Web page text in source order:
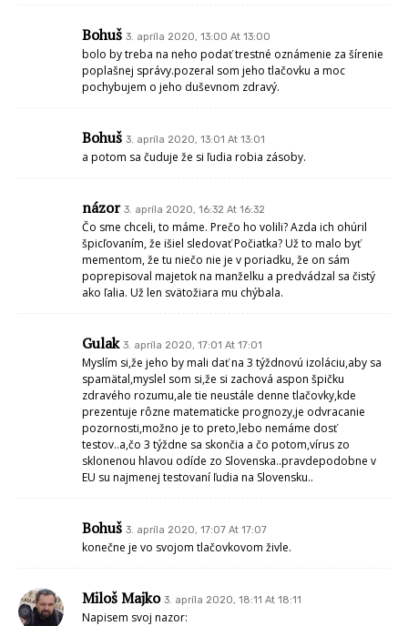
Bohuš 3. apríla 2020, 13:00 At 13:00
bolo by treba na neho podať trestné oznámenie za šírenie
poplašnej správy.pozeral som jeho tlačovku a moc
pochybujem o jeho duševnom zdravý.
Bohuš 3. apríla 2020, 13:01 At 13:01
a potom sa čuduje že si ľudia robia zásoby.
názor 3. apríla 2020, 16:32 At 16:32
Čo sme chceli, to máme. Prečo ho volili? Azda ich ohúril
špicľovaním, že išiel sledovať Počiatka? Už to malo byť
mementom, že tu niečo nie je v poriadku, že on sám
poprepisoval majetok na manželku a predvádzal sa čistý
ako ľalia. Už len svätožiara mu chýbala.
Gulak 3. apríla 2020, 17:01 At 17:01
Myslím si,že jeho by mali dať na 3 týždnovú izoláciu,aby sa
spamätal,myslel som si,že si zachová aspon špičku
zdravého rozumu,ale tie neustále denne tlačovky,kde
prezentuje rôzne matematicke prognozy,je odvracanie
pozornosti,možno je to preto,lebo nemáme dosť
testov..a,čo 3 týždne sa skončia a čo potom,vírus zo
sklonenou hlavou odíde zo Slovenska..pravdepodobne v
EU su najmenej testovaní ľudia na Slovensku..
Bohuš 3. apríla 2020, 17:07 At 17:07
konečne je vo svojom tlačovkovom živle.
Miloš Majko 3. apríla 2020, 18:11 At 18:11
Napisem svoj nazor: